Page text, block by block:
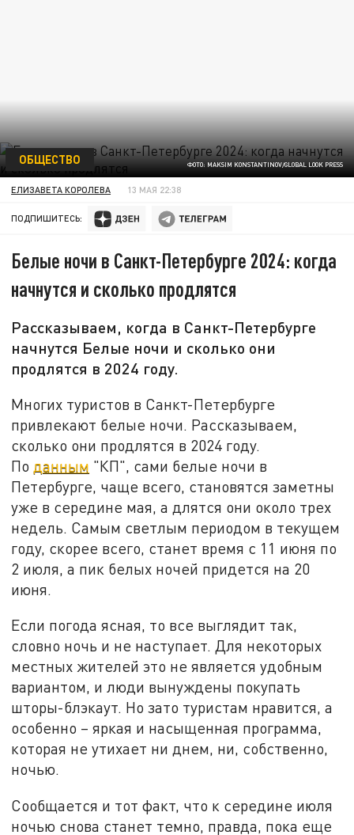
ФОТО: MAKSIM KONSTANTINOV/GLOBAL LOOK PRESS
ОБЩЕСТВО
ЕЛИЗАВЕТА КОРОЛЕВА 13 МАЯ 22:38
ПОДПИШИТЕСЬ:
Белые ночи в Санкт-Петербурге 2024: когда
начнутся и сколько продлятся
Рассказываем, когда в Санкт-Петербурге
начнутся Белые ночи и сколько они
продлятся в 2024 году.
Многих туристов в Санкт-Петербурге
привлекают белые ночи. Рассказываем,
сколько они продлятся в 2024 году.
По данным "КП", сами белые ночи в
Петербурге, чаще всего, становятся заметны
уже в середине мая, а длятся они около трех
недель. Самым светлым периодом в текущем
году, скорее всего, станет время с 11 июня по
2 июля, а пик белых ночей придется на 20
июня.
Если погода ясная, то все выглядит так,
словно ночь и не наступает. Для некоторых
местных жителей это не является удобным
вариантом, и люди вынуждены покупать
шторы-блэкаут. Но зато туристам нравится, а
особенно – яркая и насыщенная программа,
которая не утихает ни днем, ни, собственно,
ночью.
Сообщается и тот факт, что к середине июля
ночью снова станет темно, правда, пока еще